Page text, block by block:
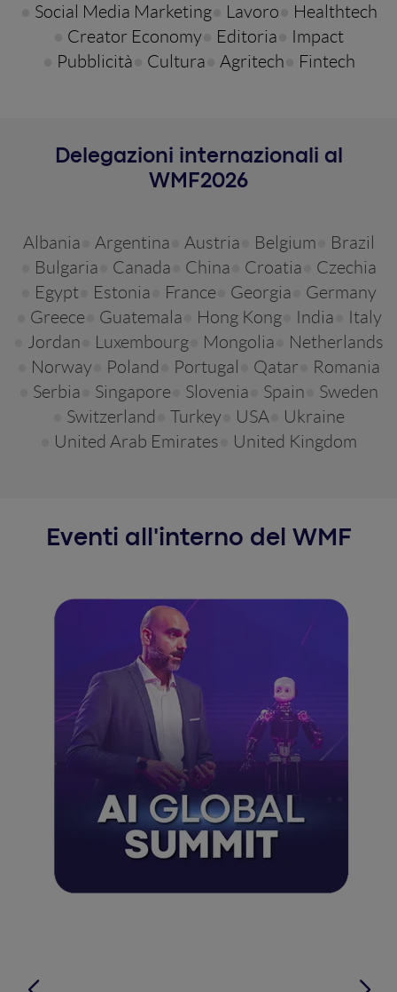
Social Media Marketing
Lavoro
Healthtech
Creator Economy
Editoria
Impact
Pubblicità
Cultura Agritech Fintech
Delegazioni internazionali al
WMF2026
Albania Argentina Austria Belgium
Brazil
Bulgaria
Canada China Croatia
Czechia
Egypt
Estonia France Georgia
Germany
Greece
Guatemala Hong Kong India
Italy
Jordan
Luxembourg Mongolia
Netherlands
Norway
Poland Portugal Qatar
Romania
Serbia
Singapore Slovenia Spain
Sweden
Switzerland
Turkey USA
Ukraine
United Arab Emirates
United Kingdom
Eventi all'interno del WMF